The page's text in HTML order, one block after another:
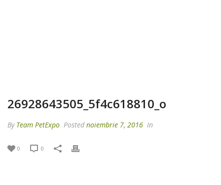
26928643505_5f4c618810_o
By Team PetExpo Posted noiembrie 7, 2016 In
0 0